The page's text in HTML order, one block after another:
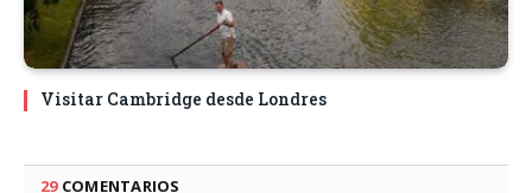
Visitar Cambridge desde Londres
29COMENTARIOS